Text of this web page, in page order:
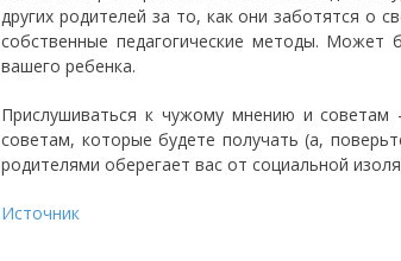
других родителей за то, как они заботятся
собственные педагогические методы.
вашего ребенка.
Прислушиваться к чужому мнению и
советам, которые будете получать (а,
родителями оберегает вас от социальной
Источник